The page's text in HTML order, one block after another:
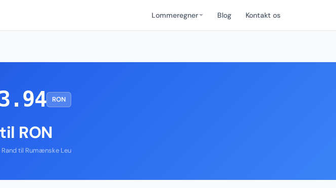
Lommeregner Blog Kontakt os
RON
RON
til Rumænske Leu